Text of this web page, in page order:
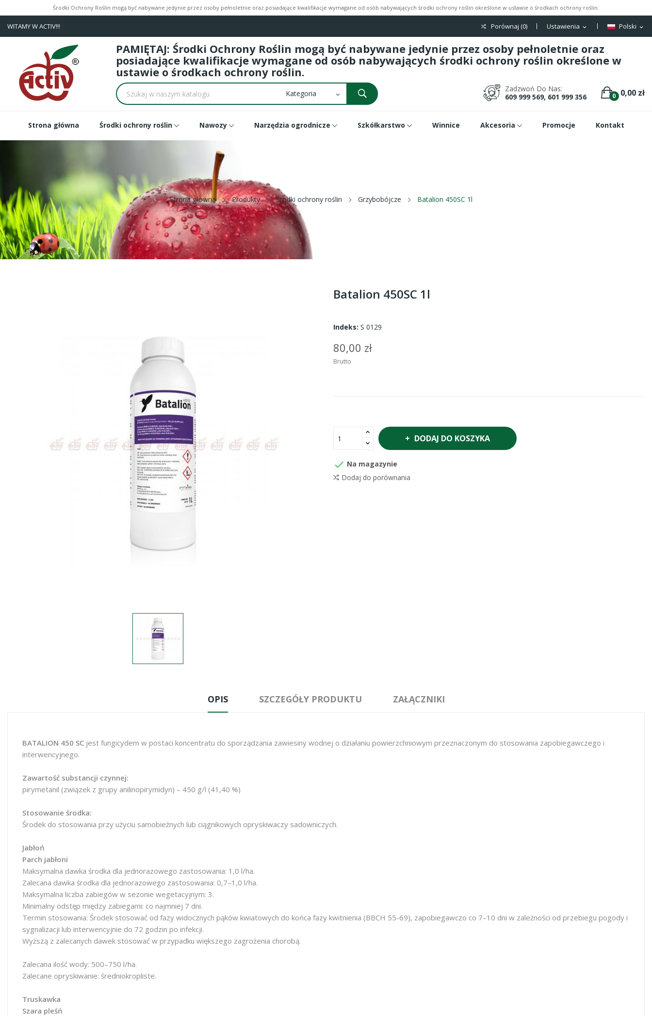
Środki Ochrony Roślin mogą być nabywane jedynie przez osoby pełnoletnie oraz posiadające kwalifikacje wymagane od osób nabywających środki ochrony roślin określone w ustawie o środkach ochrony roślin.
Polski expand_more
Ustawienia expand_more
Porównaj (0)
WITAMY W ACTIV!!!
PAMIĘTAJ: Środki Ochrony Roślin mogą być nabywane jedynie przez osoby pełnoletnie oraz
posiadające kwalifikacje wymagane od osób nabywających środki ochrony roślin określone w
ustawie o środkach ochrony roślin.
0 0,00 zł
Zadzwoń Do Nas:
609 999 569, 601 999 356
Strona główna Środki ochrony roślin Nawozy Narzędzia ogrodnicze Szkółkarstwo Winnice Akcesoria Promocje Kontakt
Strona główna Produkty Środki ochrony roślin Grzybobójcze Batalion 450SC 1l
Batalion 450SC 1l
Indeks: S 0129
80,00 zł
Brutto
DODAJ DO KOSZYKA
 Na magazynie
Dodaj do porównania
OPIS SZCZEGÓŁY PRODUKTU ZAŁĄCZNIKI
BATALION 450 SC jest fungicydem w postaci koncentratu do sporządzania zawiesiny wodnej o działaniu powierzchniowym przeznaczonym do stosowania zapobiegawczego i
interwencyjnego.
Zawartość substancji czynnej:
pirymetanil (związek z grupy anilinopirymidyn) – 450 g/l (41,40 %)
Stosowanie środka:
Środek do stosowania przy użyciu samobieżnych lub ciągnikowych opryskiwaczy sadowniczych.
Jabłoń
Parch jabłoni
Maksymalna dawka środka dla jednorazowego zastosowania: 1,0 l/ha.
Zalecana dawka środka dla jednorazowego zastosowania: 0,7–1,0 l/ha.
Maksymalna liczba zabiegów w sezonie wegetacyjnym: 3.
Minimalny odstęp między zabiegami: co najmniej 7 dni.
Termin stosowania: Środek stosować od fazy widocznych pąków kwiatowych do końca fazy kwitnienia (BBCH 55-69), zapobiegawczo co 7–10 dni w zależności od przebiegu pogody i
sygnalizacji lub interwencyjnie do 72 godzin po infekcji.
Wyższą z zalecanych dawek stosować w przypadku większego zagrożenia chorobą.
Zalecana ilość wody: 500–750 l/ha.
Zalecane opryskiwanie: średniokropliste.
Truskawka
Szara pleśń